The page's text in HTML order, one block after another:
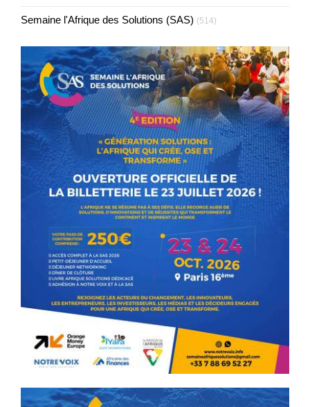
Semaine l'Afrique des Solutions (SAS) (514)